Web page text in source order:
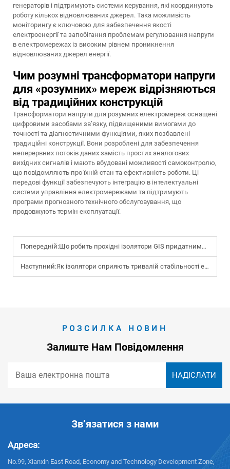
генераторів і підтримують системи керування, які координують
роботу кількох відновлюваних джерел. Така можливість
моніторингу є ключовою для забезпечення якості
електроенергії та запобігання проблемам регулювання напруги
в електромережах із високим рівнем проникнення
відновлюваних джерел енергії.
Чим розумні трансформатори напруги
для «розумних» мереж відрізняються
від традиційних конструкцій
Трансформатори напруги для розумних електромереж оснащені
цифровими засобами зв’язку, підвищеними вимогами до
точності та діагностичними функціями, яких позбавлені
традиційні конструкції. Вони розроблені для забезпечення
неперервних потоків даних замість простих аналогових
вихідних сигналів і мають вбудовані можливості самоконтролю,
що повідомляють про їхній стан та ефективність роботи. Ці
передові функції забезпечують інтеграцію в інтелектуальні
системи управління електромережами та підтримують
програми прогнозного технічного обслуговування, що
продовжують термін експлуатації.
Попередній:Що робить прохідні ізолятори GIS придатними для підстанцій високої напруги?
Наступний:Як ізолятори сприяють тривалій стабільності електромережі?
РОЗСИЛКА НОВИН
Залиште Нам Повідомлення
Зв’язатися з нами
Адреса:
No.99, Xianxin East Road, Economy and Technology Development Zone,